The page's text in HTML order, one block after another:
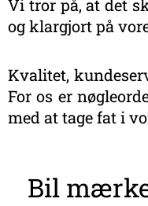
Vi tror på, at det
og klargjort på
Kvalitet,
For os er
med at tage fat i
Bil